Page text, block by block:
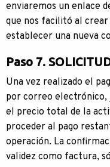
enviaremos un enlace
que nos facilitó al crear
establecer una nueva
Paso 7.
Una vez realizado el
por correo electrónico,
el precio total de la
proceder al pago
operación. La
validez como factura,